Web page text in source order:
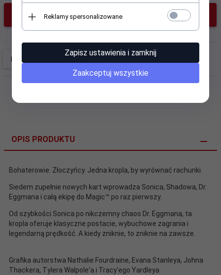
KUP TERAZ!
OPIS PRODUKTU
Bohaterowie. Złoczyńcy. Jedna kropla, by wyrównać rachunki.
Siedem zupełnie nowych kart wprowadza Sonica, Shadowa, Dr.
Eggmana i całą ekipę do Magic™ po raz pierwszy.
Od szybkości Sonica po nikczemny chaos Dr. Eggmana, ta
kropla oferuje klasyczne postacie, wybuchowe zagrania i
legendarną prędkość. A kiedy zniknie, to zniknie na zawsze.
Grafika autorstwa Nathalie Fourdraine, Evana Stanleya, Johna
Thackera, Tylera Walpole'a i Tracy'ego Yardleya
Reklamy spersonalizowane
Zapisz ustawienia i zamknij
Zaakceptuj wszystkie